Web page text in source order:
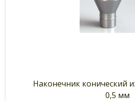
Наконечник конический
0,5 мм